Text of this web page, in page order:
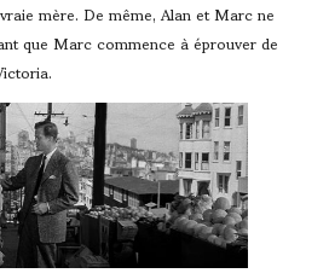
mère. De même, Alan et Marc ne
que Marc commence à éprouver de